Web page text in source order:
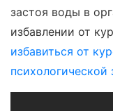
застоя воды в
избавлении от
избавиться от
психологической